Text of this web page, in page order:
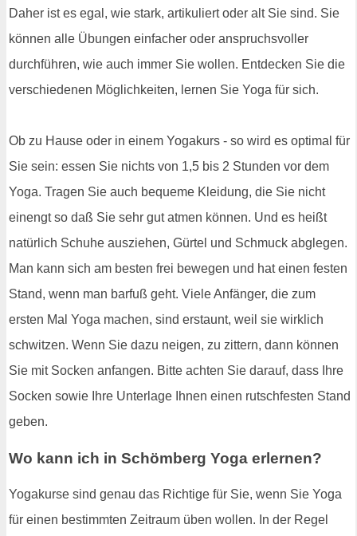
Daher ist es egal, wie stark, artikuliert oder alt Sie sind. Sie
können alle Übungen einfacher oder anspruchsvoller
durchführen, wie auch immer Sie wollen. Entdecken Sie die
verschiedenen Möglichkeiten, lernen Sie Yoga für sich.
Ob zu Hause oder in einem Yogakurs - so wird es optimal für
Sie sein: essen Sie nichts von 1,5 bis 2 Stunden vor dem
Yoga. Tragen Sie auch bequeme Kleidung, die Sie nicht
einengt so daß Sie sehr gut atmen können. Und es heißt
natürlich Schuhe ausziehen, Gürtel und Schmuck abglegen.
Man kann sich am besten frei bewegen und hat einen festen
Stand, wenn man barfuß geht. Viele Anfänger, die zum
ersten Mal Yoga machen, sind erstaunt, weil sie wirklich
schwitzen. Wenn Sie dazu neigen, zu zittern, dann können
Sie mit Socken anfangen. Bitte achten Sie darauf, dass Ihre
Socken sowie Ihre Unterlage Ihnen einen rutschfesten Stand
geben.
Wo kann ich in Schömberg Yoga erlernen?
Yogakurse sind genau das Richtige für Sie, wenn Sie Yoga
für einen bestimmten Zeitraum üben wollen. In der Regel